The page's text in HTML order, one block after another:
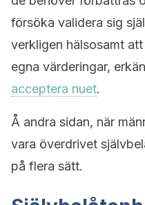
försöka validera sig
verkligen hälsosamt
egna värderingar,
acceptera nuet.
Å andra sidan, när
vara överdrivet
på flera sätt.